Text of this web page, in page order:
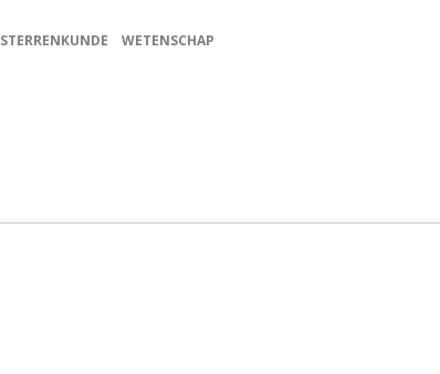
STERRENKUNDE WETENSCHAP